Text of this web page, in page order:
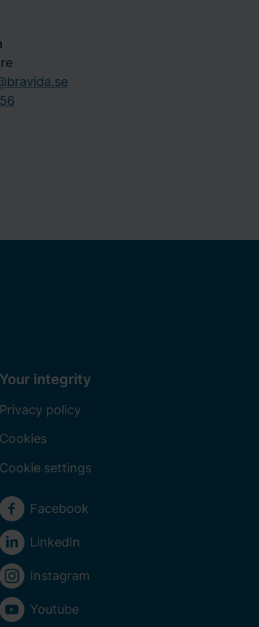
Your integrity
Privacy policy
Cookies
Cookie settings
Social media
Facebook
LinkedIn
Instagram
Youtube